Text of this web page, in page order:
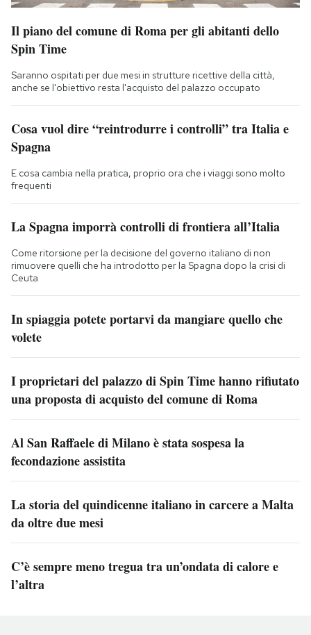
Il piano del comune di Roma per gli abitanti dello
Spin Time
Saranno ospitati per due mesi in strutture ricettive della città,
anche se l'obiettivo resta l'acquisto del palazzo occupato
Cosa vuol dire “reintrodurre i controlli” tra Italia e
Spagna
E cosa cambia nella pratica, proprio ora che i viaggi sono molto
frequenti
La Spagna imporrà controlli di frontiera all’Italia
Come ritorsione per la decisione del governo italiano di non
rimuovere quelli che ha introdotto per la Spagna dopo la crisi di
Ceuta
In spiaggia potete portarvi da mangiare quello che
volete
I proprietari del palazzo di Spin Time hanno rifiutato
una proposta di acquisto del comune di Roma
Al San Raffaele di Milano è stata sospesa la
fecondazione assistita
La storia del quindicenne italiano in carcere a Malta
da oltre due mesi
C’è sempre meno tregua tra un’ondata di calore e
l’altra